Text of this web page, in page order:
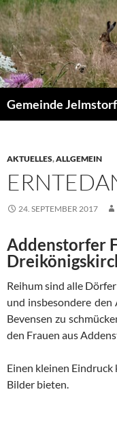
Zum
Inhalt
springen
Gemeinde Jelmstorf
AKTUELLES,ALLGEMEIN
24. SEPTEMBER 2017
Addenstorfer
Reihum sind alle
und insbesondere
Bevensen zu
den Frauen aus
Einen kleinen
Bilder bieten.